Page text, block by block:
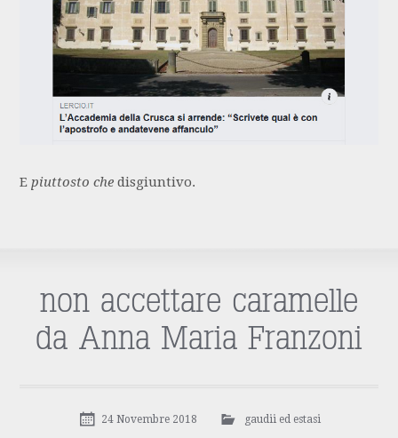
Epiuttosto che disgiuntivo.
non accettare caramelle
da Anna Maria Franzoni
24 Novembre 2018 gaudii ed estasi